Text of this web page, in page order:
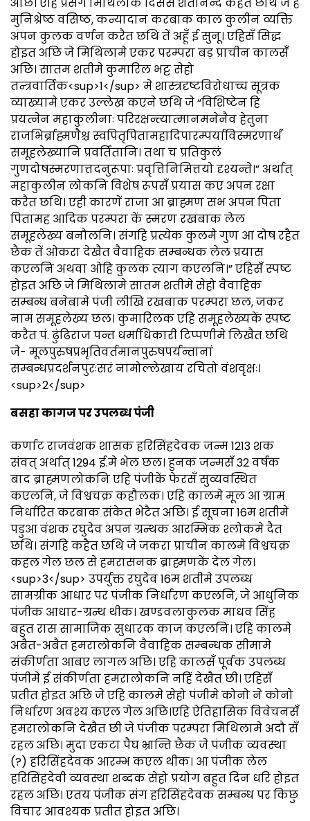
मुनिश्रेष्ठ वसिष्ठ, कन्यादान करबाक काल कुलीन व्यक्ति
अपन कुलक वर्णन करैत छथि तें अहूँ ई सुनू। एहिसँ सिद्ध
होइत अछि जे मिथिलामे एकर परम्परा बड़ प्राचीन कालसँ
अछि। सातम शतीमे कुमारिल भट्ट सेहो
तन्त्रवार्तिक<sup>1</sup> मे शास्त्रदृष्टविरोधाच्च सूत्रक
व्याख्यामे एकर उल्लेख कएने छथि जे “विशिष्टेन हि
प्रयत्नेन महाकुलीनाः परिरक्षन्त्यात्मानमनेनैव हेतुना
राजभिर्ब्राह्मणैश्च स्वपितृपितामहादिपारम्पर्याविस्मरणार्थं
समूहलेख्यानि प्रवर्तितानि। तथा च प्रतिकुलं
गुणदोषस्मरणात्तदनुरूपाः प्रवृत्तिनिमित्तयो दृश्यन्ते।” अर्थात्
महाकुलीन लोकनि विशेष रूपसँ प्रयास कए अपन रक्षा
करैत छथि। एही कारणें राजा आ ब्राह्मण सभ अपन पिता
पितामह आदिक परम्परा कें स्मरण रखबाक लेल
समूहलेख्य बनौलनि। संगहि प्रत्येक कुलमे गुण आ दोष रहैत
छैक तें ओकरा देखैत वैवाहिक सम्बन्धक लेल प्रयास
कएलनि अथवा ओहि कुलक त्याग कएलनि।” एहिसँ स्पष्ट
होइत अछि जे मिथिलामे सातम शतीमे सेहो वैवाहिक
सम्बन्ध बनेबामे पंजी लीखि रखबाक परम्परा छल, जकर
नाम समूहलेख्य छल। कुमारिलक एहि समूहलेख्यकें स्पष्ट
करैत पं. ढुंढिराज पन्त धर्माधिकारी टिप्पणीमे लिखैत छथि
जे- मूलपुरुषप्रभृतिवर्तमानपुरुषपर्यन्तानां
सम्बन्धप्रदर्शनपुरःसरं नामोल्लेखाय रचितो वंशवृक्षः।
<sup>2</sup>
बसहा कागज पर ‌उपलब्ध पंजी
कर्णाट राजवंशक शासक हरिसिंहदेवक जन्म 1213 शक
संवत् अर्थात् 1294 ई.मे भेल छल। हुनक जन्मसँ 32 वर्षक
बाद ब्राह्मणलोकनि एहि पंजीकें फेरसँ सुव्यवस्थित
कएलनि, जे विश्वचक्र कहौलक। एहि कालमे मूल आ ग्राम
निर्धारित करबाक संकेत भेटैत अछि। ई सूचना 16म शतीमे
पडुआ वंशक रघुदेव अपन ग्रन्थक आरम्भिक श्लोकमे दैत
छथि। संगहि कहैत छथि जे जकरा प्राचीन कालमे विश्वचक्र
कहल गेल छल से हमरासनक ब्राह्मणकें देल गेल।
<sup>3</sup> उपर्युक्त रघुदेव 16म शतीमे उपलब्ध
सामग्रीक आधार पर पंजीक निर्धारण कएलनि, जे आधुनिक
पंजीक आधार-ग्रन्थ थीक। खण्डवलाकुलक माधव सिंह
बहुत रास सामाजिक सुधारक काज कएलनि। एहि कालमे
अबैत-अबैत हमरालोकनि वैवाहिक सम्बन्धक सीमामे
संकीर्णता आबए लागल अछि। एहि कालसँ पूर्वक उपलब्ध
पंजीमे ई संकीर्णता हमरालोकनि नहिं देखैत छी। एहिसँ
प्रतीत होइत अछि जे एहि कालमे सेहो पंजीमे कोनो ने कोनो
निर्धारण अवश्य कएल गेल अछि।एहि ऐतिहासिक विवेचनसँ
हमरालोकनि देखैत छी जे पंजीक परम्परा मिथिलामे अदौ सँ
रहल अछि। मुदा एकटा पैघ भ्रान्ति छैक जे पंजीक व्यवस्था
(?) हरिसिंहदेवक आरम्भ कएल थीक। आ पंजीक लेल
हरिसिंहदेवी व्यवस्था शब्दक सेहो प्रयोग बहुत दिन धरि होइत
रहल अछि। एतय पंजीक संग हरिसिंहदेवक सम्बन्ध पर किछु
विचार आवश्यक प्रतीत होइत अछि।